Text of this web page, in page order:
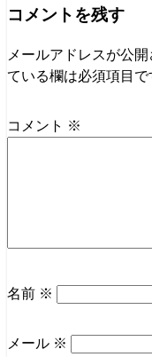
コメントを残す
メールアドレスが公
ている欄は必須項目で
コメント ※
名前 ※
メール ※